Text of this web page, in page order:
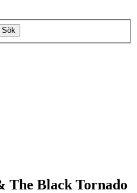
Sök
The Black Tornado